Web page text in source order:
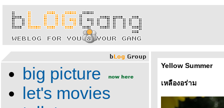
big picture
let's movies
Yellow Summer
เหลืองอร่าม